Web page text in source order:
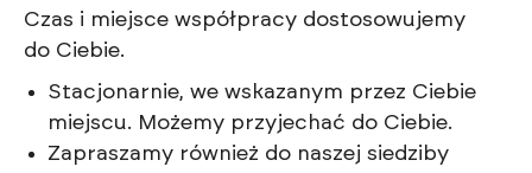
Czas i miejsce współpracy dostosowujemy
do Ciebie.
Stacjonarnie, we wskazanym przez Ciebie
miejscu. Możemy przyjechać do Ciebie.
Zapraszamy również do naszej siedziby